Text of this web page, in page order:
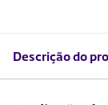
Descrição do